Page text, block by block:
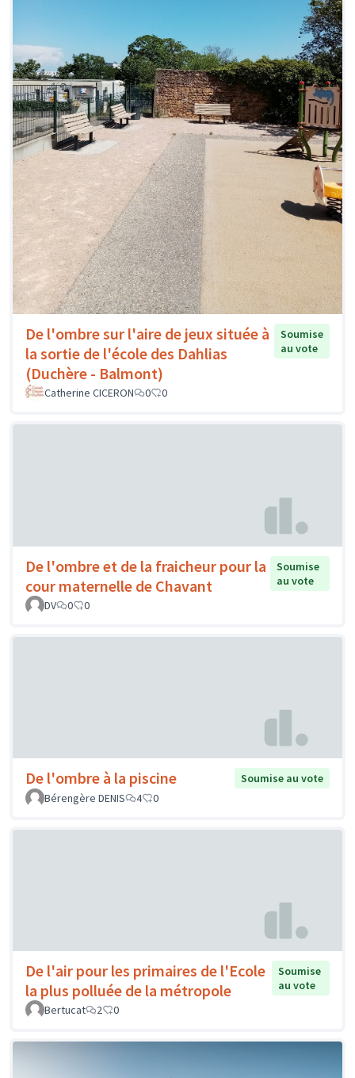
De l'ombre sur l'aire de jeux située à
la sortie de l'école des Dahlias
(Duchère - Balmont)
Soumise
au vote
Catherine CICERON 0 0
De l'ombre et de la fraicheur pour la
cour maternelle de Chavant
Soumise
au vote
DV
0 0
De l'ombre à la piscine
Soumise au vote
Bérengère DENIS
4 0
De l'air pour les primaires de l'Ecole
la plus polluée de la métropole
Soumise
au vote
Bertucat
2 0